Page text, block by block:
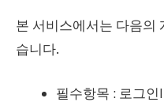
본 서비스에서는 다음의
습니다.
필수항목 : 로그인